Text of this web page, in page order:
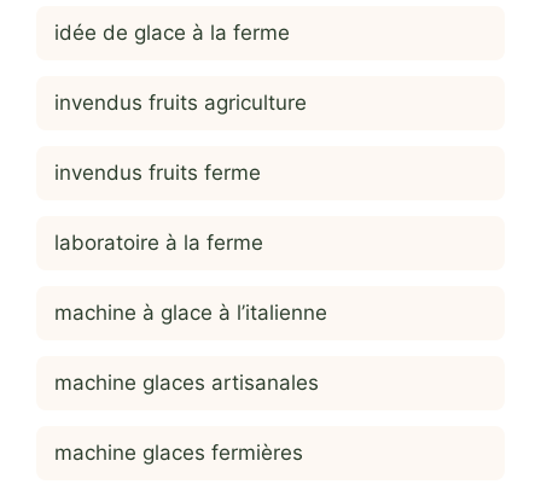
idée de glace à la ferme
invendus fruits agriculture
invendus fruits ferme
laboratoire à la ferme
machine à glace à l’italienne
machine glaces artisanales
machine glaces fermières